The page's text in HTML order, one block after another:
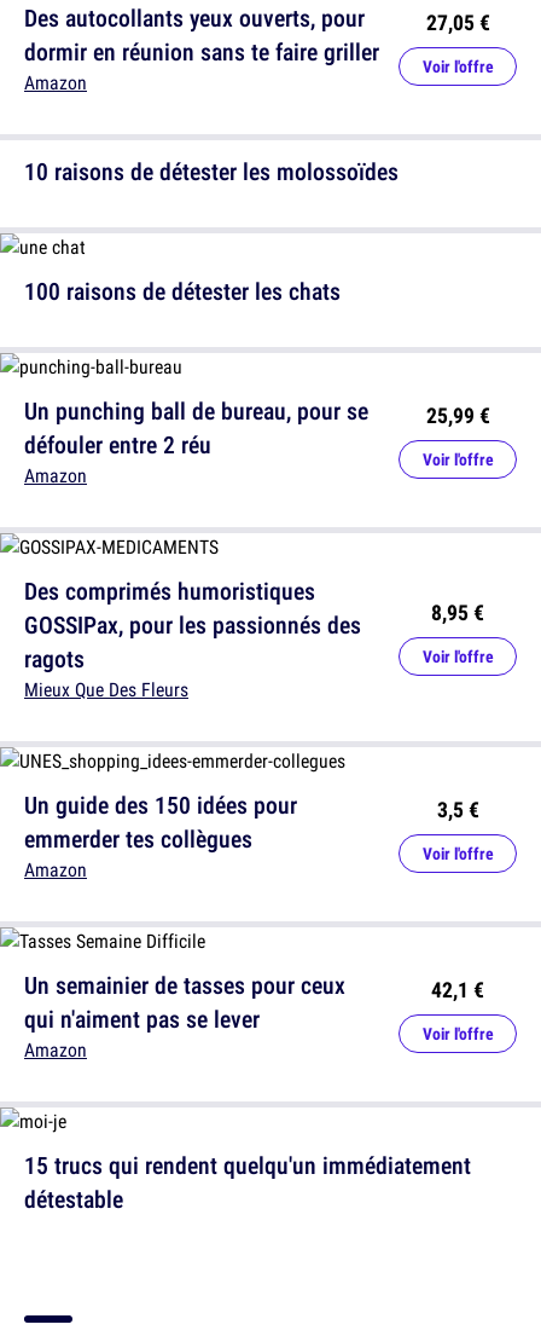
10 raisons de détester les molossoïdes
Un punching ball de bureau, pour se
défouler entre 2 réu
Amazon
25,99 €
Voir l'offre
Un guide des 150 idées pour
emmerder tes collègues
Amazon
3,5 €
Voir l'offre
15 trucs qui rendent quelqu'un immédiatement
détestable
Des autocollants yeux ouverts, pour
dormir en réunion sans te faire griller
Amazon
27,05 €
Voir l'offre
100 raisons de détester les chats
Des comprimés humoristiques
GOSSIPax, pour les passionnés des
ragots
Mieux Que Des Fleurs
8,95 €
Voir l'offre
Un semainier de tasses pour ceux
qui n'aiment pas se lever
Amazon
42,1 €
Voir l'offre